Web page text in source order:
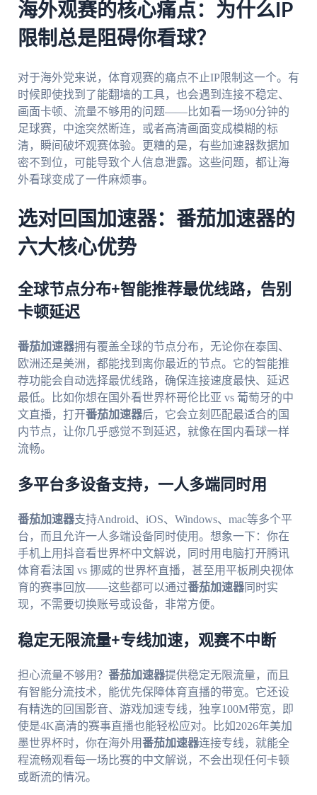
海外观赛的核心痛点：为什么IP
限制总是阻碍你看球？
对于海外党来说，体育观赛的痛点不止IP限制这一个。有
时候即使找到了能翻墙的工具，也会遇到连接不稳定、
画面卡顿、流量不够用的问题——比如看一场90分钟的
足球赛，中途突然断连，或者高清画面变成模糊的标
清，瞬间破坏观赛体验。更糟的是，有些加速器数据加
密不到位，可能导致个人信息泄露。这些问题，都让海
外看球变成了一件麻烦事。
选对回国加速器：番茄加速器的
六大核心优势
全球节点分布+智能推荐最优线路，告别
卡顿延迟
番茄加速器拥有覆盖全球的节点分布，无论你在泰国、
欧洲还是美洲，都能找到离你最近的节点。它的智能推
荐功能会自动选择最优线路，确保连接速度最快、延迟
最低。比如你想在国外看世界杯哥伦比亚 vs 葡萄牙的中
文直播，打开番茄加速器后，它会立刻匹配最适合的国
内节点，让你几乎感觉不到延迟，就像在国内看球一样
流畅。
多平台多设备支持，一人多端同时用
番茄加速器支持Android、iOS、Windows、mac等多个平
台，而且允许一人多端设备同时使用。想象一下：你在
手机上用抖音看世界杯中文解说，同时用电脑打开腾讯
体育看法国 vs 挪威的世界杯直播，甚至用平板刷央视体
育的赛事回放——这些都可以通过番茄加速器同时实
现，不需要切换账号或设备，非常方便。
稳定无限流量+专线加速，观赛不中断
担心流量不够用？ 番茄加速器提供稳定无限流量，而且
有智能分流技术，能优先保障体育直播的带宽。它还设
有精选的回国影音、游戏加速专线，独享100M带宽，即
使是4K高清的赛事直播也能轻松应对。比如2026年美加
墨世界杯时，你在海外用番茄加速器连接专线，就能全
程流畅观看每一场比赛的中文解说，不会出现任何卡顿
或断流的情况。